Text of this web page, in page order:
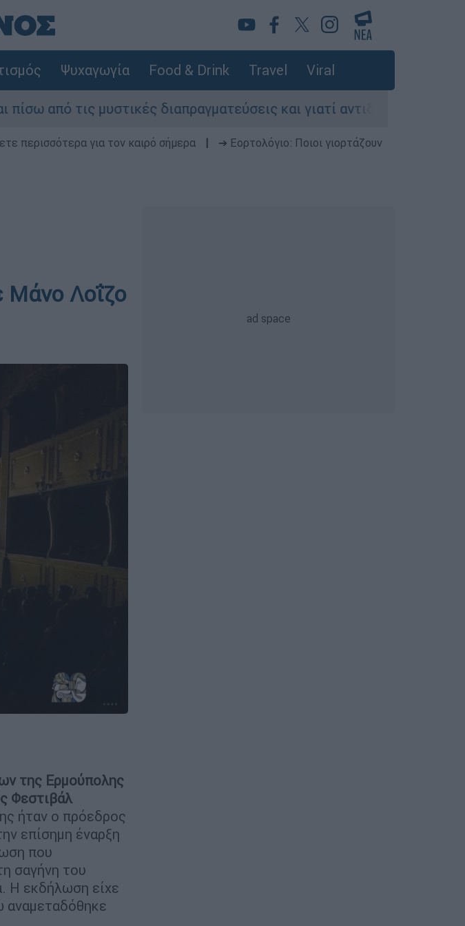
Ψυχαγωγία Food & Drink Travel Viral
διαπραγματεύσεις και γιατί αντιδρούν οι ΗΠΑ
περισσότερα για τον καιρό σήμερα
➔ Εορτολόγιο: Ποιοι γιορτάζουν
Μάνο Λοΐζο
της Ερμούπολης
Φεστιβάλ
ήταν ο πρόεδρος
επίσημη έναρξη
που
σαγήνη του
Η εκδήλωση είχε
αναμεταδόθηκε